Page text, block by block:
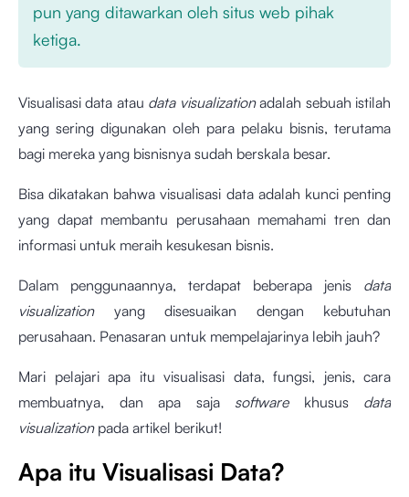
pun yang ditawarkan oleh situs web pihak
ketiga.
Visualisasi data atau data visualizationadalah sebuah istilah
yang sering digunakan oleh para pelaku bisnis, terutama
bagi mereka yang bisnisnya sudah berskala besar.
Bisa dikatakan bahwa visualisasi data adalah kunci penting
yang dapat membantu perusahaan memahami tren dan
informasi untuk meraih kesukesan bisnis.
Dalam penggunaannya, terdapat beberapa jenis data
visualizationyang disesuaikan dengan kebutuhan
perusahaan. Penasaran untuk mempelajarinya lebih jauh?
Mari pelajari apa itu visualisasi data, fungsi, jenis, cara
membuatnya, dan apa saja software khusus data
visualization pada artikel berikut!
Apa itu Visualisasi Data?